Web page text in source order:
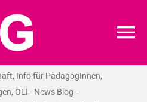
Info für PädagogInnen
ÖLI - News Blog